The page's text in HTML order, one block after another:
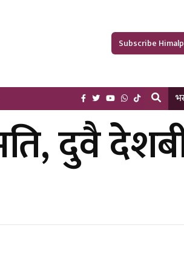
Subscribe
दुवै